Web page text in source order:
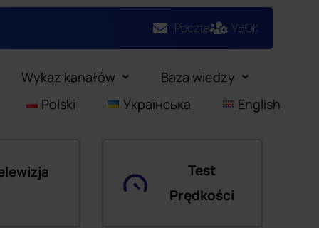
Poczta VBOK
Wykaz kanałów
Baza wiedzy
Polski
Українська English
Test
Prędkości